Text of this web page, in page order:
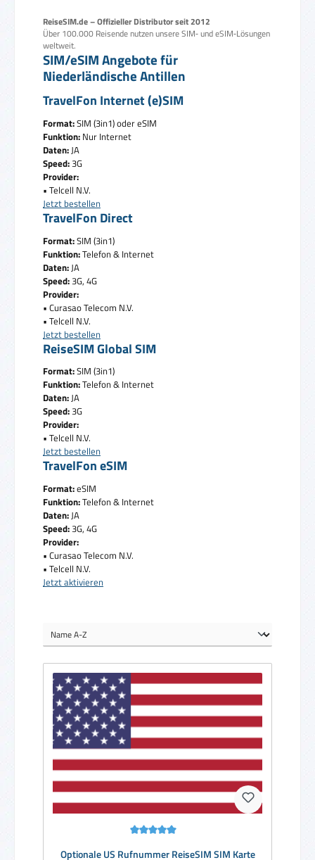
ReiseSIM.de – Offizieller Distributor seit 2012
Über 100.000 Reisende nutzen unsere SIM‑ und eSIM‑Lösungen
weltweit.
SIM/eSIM Angebote für
Niederländische Antillen
TravelFon Internet (e)SIM
Format:SIM (3in1) oder eSIM
Funktion: Nur Internet
Daten: JA
Speed:3G
Provider:
• Telcell N.V.
Jetzt bestellen
TravelFon Direct
Format:SIM (3in1)
Funktion:Telefon & Internet
Daten: JA
Speed:3G, 4G
Provider:
• Curasao Telecom N.V.
• Telcell N.V.
Jetzt bestellen
ReiseSIM Global SIM
Format:SIM (3in1)
Funktion:Telefon & Internet
Daten:JA
Speed:3G
Provider:
• Telcell N.V.
Jetzt bestellen
TravelFon eSIM
Format:eSIM
Funktion:Telefon & Internet
Daten:JA
Speed:3G, 4G
Provider:
• Curasao Telecom N.V.
• Telcell N.V.
Jetzt aktivieren
Optionale US Rufnummer ReiseSIM SIM Karte